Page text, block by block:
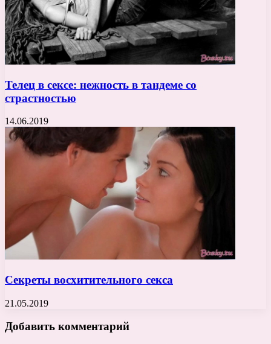
Телец в сексе: нежность в тандеме со
страстностью
14.06.2019
Секреты восхитительного секса
21.05.2019
Добавить комментарий